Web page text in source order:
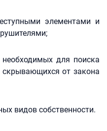
элементами и
необходимых для поиска
от закона
видов собственности.